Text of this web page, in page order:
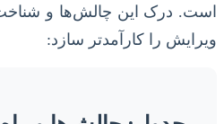
است. درک این چالش‌ها و شناخت
ویرایش را کارآمدتر سازد: